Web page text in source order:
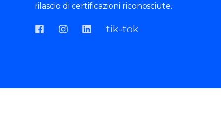
rilascio di certificazioni riconosciute.
tik-tok